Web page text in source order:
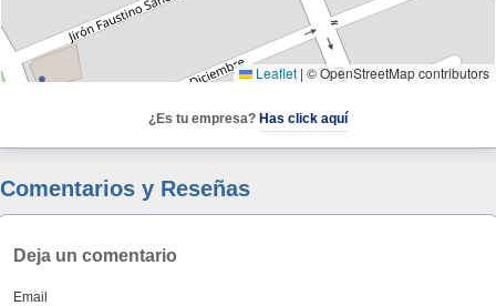
Leaflet | © OpenStreetMap contributors
¿Es tu empresa? Has click aquí
Comentarios y Reseñas
Deja un comentario
Email